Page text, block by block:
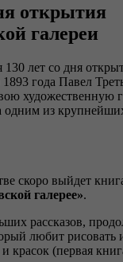
открытия
галереи
130 лет со дня
1893 года Павел
художественную
одним из
скоро выйдет
галерее».
рассказов,
любит рисовать
красок (первая